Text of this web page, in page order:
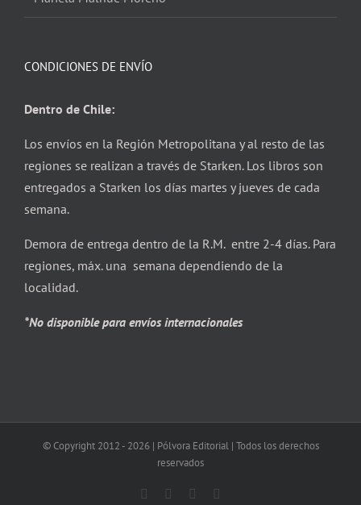
CONDICIONES DE ENVÍO
Dentro de Chile:
Los envíos en la Región Metropolitana y al resto de las
regiones se realizan a través de Starken. Los libros son
entregados a Starken los días martes y jueves de cada
semana.
Demora de entrega dentro de la R.M. entre 2-4 días. Para
regiones, máx. una semana dependiendo de la
localidad.
*No disponible para envíos internacionales
© Copyright 2012 - 2026 | Pólvora Editorial | Todos los derechos
reservados
Facebook Instagram